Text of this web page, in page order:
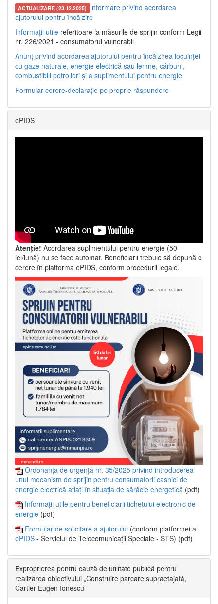
ACTUALIZARE (23.12.2025) Informare privind acordarea
ajutorului pentru încălzire
Informații utile referitoare la măsurile de sprijin conform Legii
nr. 226/2021 - consumatorul vulnerabil
Anunț privind acordarea ajutorului pentru încălzirea locuinței
cu gaze naturale, energie electrică sau lemne, cărbuni,
combustibili petrolieri și a suplimentului pentru energie
Formular cerere-declarație pe proprie răspundere
ePIDS
Atenție! Acordarea suplimentului pentru energie (50
lei/lună) nu se face automat. Beneficiarii trebuie să depună o
cerere în platforma ePIDS, conform procedurii legale.
Ordonanța de urgență nr. 35/2025 privind introducerea
unui mecanism de sprijin pentru consumatorii casnici de
energie electrică aflați în situația de sărăcie energetică (pdf)
Informații utile pentru beneficiarii tichetului electronic de
energie (pdf)
Formular de solicitare a ajutorului (conform platformei a
ePIDS - Serviciul de Telecomunicații Speciale - STS) (pdf)
Exproprierea pentru cauză de utilitate publică pentru
realizarea obiectivului „Construire parcare supraetajată,
Cartier Eugen Ionescu”